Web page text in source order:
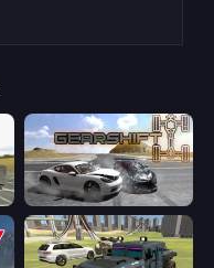
Gearshift One